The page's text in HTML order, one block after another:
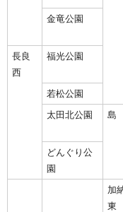
金竜公園
長良
西
福光公園
若松公園
太田北公園
島
どんぐり公
園
加
東